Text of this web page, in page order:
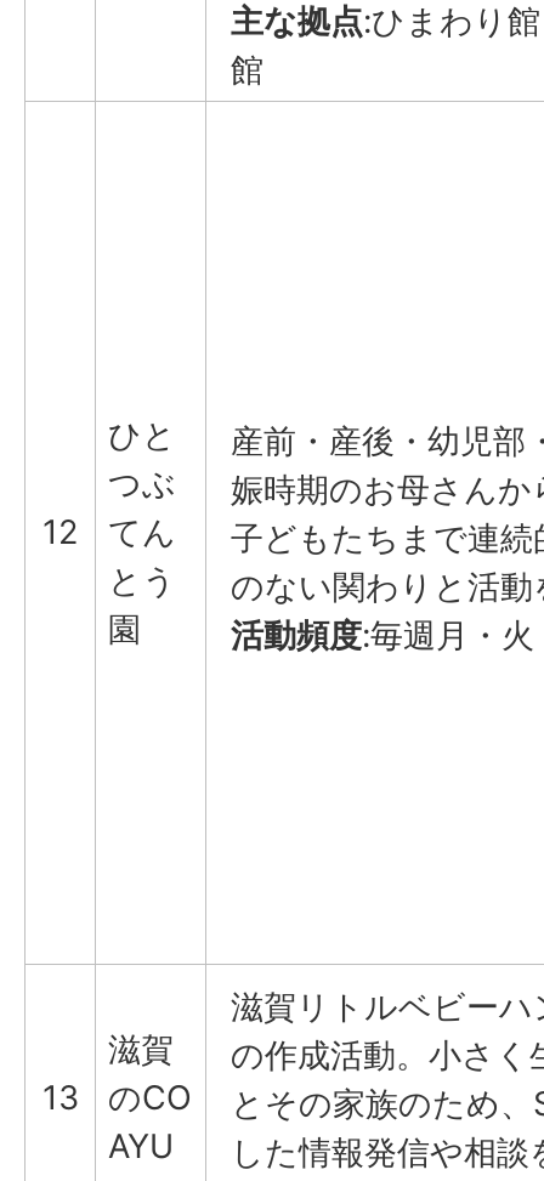
主な拠点:ひまわり
館
12
ひと
つぶ
てん
とう
園
産前・産後・幼児部
娠時期のお母さんか
子どもたちまで連続
のない関わりと活動
活動頻度:毎週月・
13
滋賀
のCO
AYU
滋賀リトルベビー
の作成活動。小さく
とその家族のため、
した情報発信や相談